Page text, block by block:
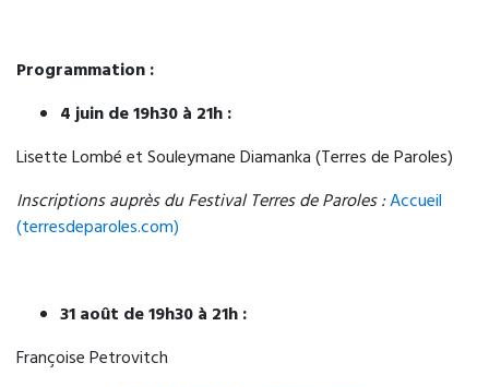
Programmation :
4 juin de 19h30 à 21h :
Lisette Lombé et Souleymane Diamanka (Terres de Paroles)
Inscriptions auprès du Festival Terres de Paroles :Accueil
(terresdeparoles.com)
31 août de 19h30 à 21h :
Françoise Petrovitch